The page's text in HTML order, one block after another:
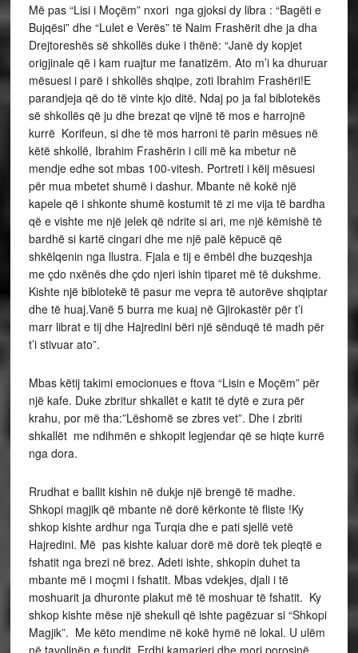
Më pas “Lisi i Moçëm” nxori nga gjoksi dy libra : “Bagëti e
Bujqësi” dhe “Lulet e Verës” të Naim Frashërit dhe ja dha
Drejtoreshës së shkollës duke i thënë: “Janë dy kopjet
origjinale që i kam ruajtur me fanatizëm. Ato m’i ka dhuruar
mësuesi i parë i shkollës shqipe, zoti Ibrahim Frashëri!E
parandjeja që do të vinte kjo ditë. Ndaj po ja fal biblotekës
së shkollës që ju dhe brezat qe vijnë të mos e harrojnë
kurrë Korifeun, si dhe të mos harroni të parin mësues në
këtë shkollë, Ibrahim Frashërin i cili më ka mbetur në
mendje edhe sot mbas 100-vitesh. Portreti i këij mësuesi
për mua mbetet shumë i dashur. Mbante në kokë një
kapele që i shkonte shumë kostumit të zi me vija të bardha
që e vishte me një jelek që ndrite si ari, me një këmishë të
bardhë si kartë cingari dhe me një palë këpucë që
shkëlqenin nga llustra. Fjala e tij e ëmbël dhe buzqeshja
me çdo nxënës dhe çdo njeri ishin tiparet më të dukshme.
Kishte një biblotekë të pasur me vepra të autorëve shqiptar
dhe të huaj.Vanë 5 burra me kuaj në Gjirokastër për t’i
marr librat e tij dhe Hajredini bëri një sënduqë të madh për
t’i stivuar ato”.
Mbas këtij takimi emocionues e ftova “Lisin e Moçëm” për
një kafe. Duke zbritur shkallët e katit të dytë e zura për
krahu, por më tha:”Lëshomë se zbres vet”. Dhe i zbriti
shkallët me ndihmën e shkopit legjendar që se hiqte kurrë
nga dora.
Rrudhat e ballit kishin në dukje një brengë të madhe.
Shkopi magjik që mbante në dorë kërkonte të fliste !Ky
shkop kishte ardhur nga Turqia dhe e pati sjellë vetë
Hajredini. Më pas kishte kaluar dorë më dorë tek pleqtë e
fshatit nga brezi në brez. Adeti ishte, shkopin duhet ta
mbante më i moçmi i fshatit. Mbas vdekjes, djali i të
moshuarit ja dhuronte plakut më të moshuar të fshatit. Ky
shkop kishte mëse një shekull që ishte pagëzuar si “Shkopi
Magjik”. Me këto mendime në kokë hymë në lokal. U ulëm
në tavolinën e fundit. Erdhi kamarjeri dhe mori porosinë.